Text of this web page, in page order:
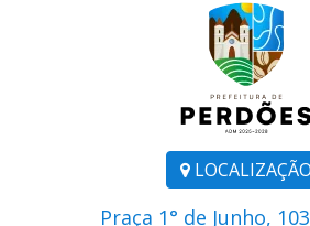
LOCALIZAÇÃO
Praça 1° de Junho,